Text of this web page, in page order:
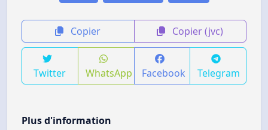
Copier Copier (jvc)
Twitter WhatsApp Facebook Telegram
Plus d'information